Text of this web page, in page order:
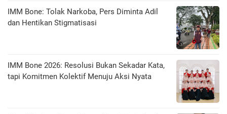
IMM Bone: Tolak Narkoba, Pers Diminta Adil
dan Hentikan Stigmatisasi
IMM Bone 2026: Resolusi Bukan Sekadar Kata,
tapi Komitmen Kolektif Menuju Aksi Nyata